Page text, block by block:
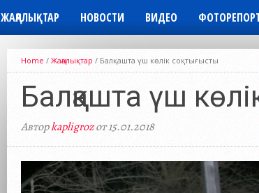
ЖАҢАЛЫҚТАР НОВОСТИ ВИДЕО
Home / Жаңалықтар / Балқашта үш көлік соқтығысты
Балқашта үш
Авторkapligrozот 15.01.2018